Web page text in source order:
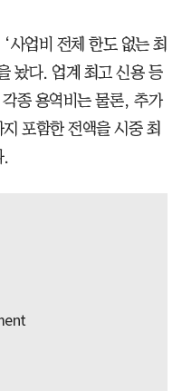
사업비 전체 한도 없는 최
놨다. 업계 최고 신용 등
종 용역비는 물론, 추가
포함한 전액을 시중 최
.